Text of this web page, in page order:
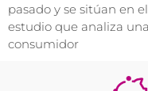
pasado y se sitúan en
estudio que analiza
consumidor